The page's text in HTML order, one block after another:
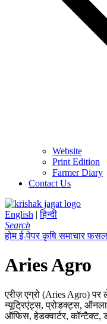
Website
Print Edition
Farmer Diary
Contact Us
English | हिन्दी
Search
होमई-पेपरकृषि समाचारफसल
Aries Agro
एरीज़ एग्रो (Aries Agro)
न्यूट्रिएंट्स, प्रोडक्ट्स,
ऑफिस, हेडक्वार्टर, कॉन्टैक्ट,